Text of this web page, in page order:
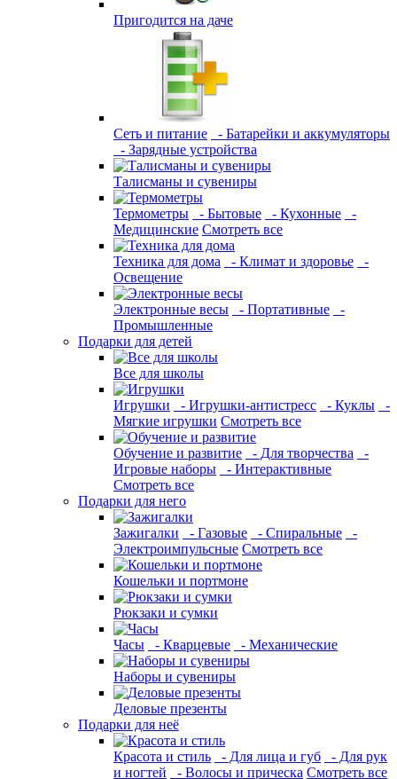
Пригодится на даче
Сеть и питание
- Батарейки и аккумуляторы
- Зарядные устройства
Талисманы и сувениры
Термометры - Бытовые - Кухонные
-
Медицинские Смотреть все
Техника для дома - Климат и здоровье
-
Освещение
Электронные весы - Портативные
-
Промышленные
Подарки для детей
Все для школы
Игрушки - Игрушки-антистресс - Куклы
-
Мягкие игрушки Смотреть все
Обучение и развитие - Для творчества
-
Игровые наборы
- Интерактивные
Смотреть все
Подарки для него
Зажигалки - Газовые - Спиральные
-
Электроимпульсные Смотреть все
Кошельки и портмоне
Рюкзаки и сумки
Часы - Кварцевые - Механические
Наборы и сувениры
Деловые презенты
Подарки для неё
Красота и стиль - Для лица и губ
- Для рук
и ногтей
- Волосы и прическа Смотреть все